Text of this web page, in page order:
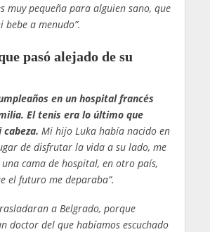
muy pequeña para alguien sano, que
bebe a menudo”.
pasó alejado de su
en un hospital francés
El tenis era lo último que
Mi hijo Luka había nacido en
de disfrutar la vida a su lado, me
cama de hospital, en otro país,
el futuro me deparaba”.
a Belgrado, porque
doctor del que habíamos escuchado